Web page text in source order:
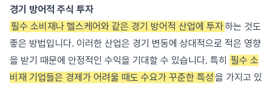
경기 방어적 주식 투자
필수 소비재나 헬스케어와 같은 경기 방어적 산업에 투자하는 것도
좋은 방법입니다. 이러한 산업은 경기 변동에 상대적으로 적은 영향
을 받기 때문에 안정적인 수익을 기대할 수 있습니다. 특히 필수 소
비재 기업들은 경제가 어려울 때도 수요가 꾸준한 특성 을 가지고 있